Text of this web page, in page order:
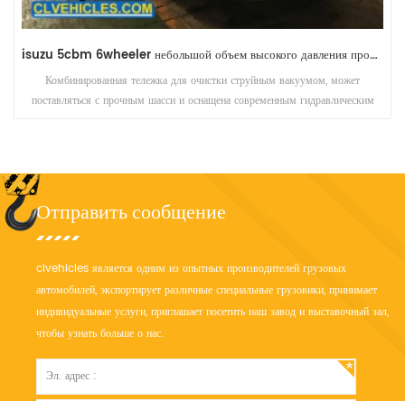
isuzu 10cbm 6wheeler средний объем 24 часа на заказ грузовик для мойки слива
вакуумные материалы высокого давления, вызывающие резервные копии и
блокировки. Насос помогает восстановить нормальный сток в канализацию и
Отправить сообщение
clvehicles является одним из опытных производителей грузовых
автомобилей, экспортирует различные специальные грузовики, принимает
индивидуальные услуги, приглашает посетить наш завод и выставочный зал,
чтобы узнать больше о нас.